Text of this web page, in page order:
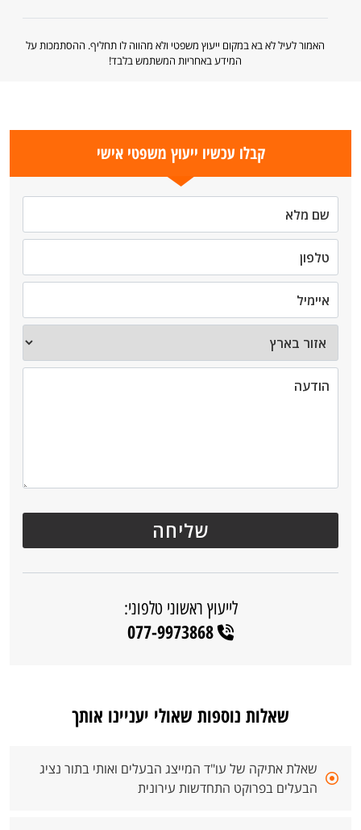
האמור לעיל לא בא במקום ייעוץ משפטי ולא מהווה לו תחליף. ההסתמכות על
המידע באחריות המשתמש בלבד!
קבלו עכשיו ייעוץ משפטי אישי
לייעוץ ראשוני טלפוני:
077-9973868
שאלות נוספות שאולי יעניינו אותך
שאלת אתיקה של עו"ד המייצג הבעלים ואותי בתור נציג
הבעלים בפרוקט התחדשות עירונית